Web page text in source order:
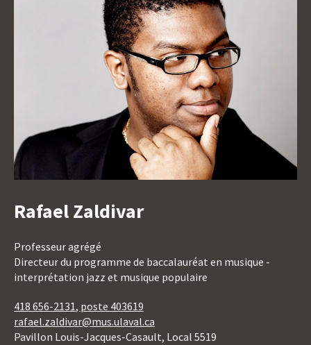
Titre
Rafael Zaldivar
Titre
du
poste
Professeur agrégé
Directeur du programme de baccalauréat en musique -
interprétation jazz et musique populaire
418 656-2131, poste 403619
rafael.zaldivar@mus.ulaval.ca
Pavillon Louis-Jacques-Casault, Local 5519